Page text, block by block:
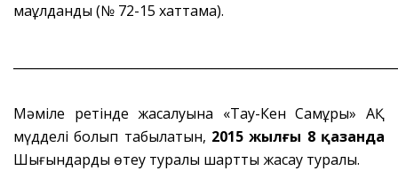
мақұлданды (№ 72-15 хаттама).
Мәміле ретінде жасалуына «Тау-Кен Самұрық» АҚ
мүдделі болып табылатын, 2015 жылғы 8 қазанда
Шығындарды өтеу туралы шартты жасау туралы.